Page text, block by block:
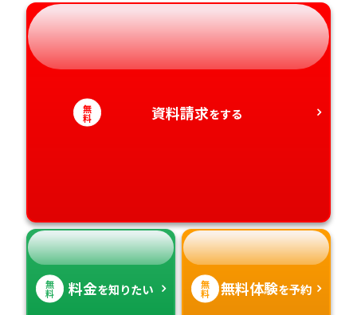
岐阜県
静岡県
愛知県
奈良県
和歌山県
山口県
徳島県
香川県
熊本県
大分県
宮崎県
無
料 資料請求をする
無
料 料金を知りたい 無
料 無料体験を予約